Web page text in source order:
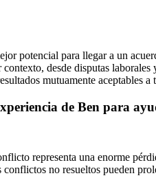
potencial para llegar a un
desde disputas
mutuamente aceptables
de Ben para
representa una enorme
no resueltos pueden